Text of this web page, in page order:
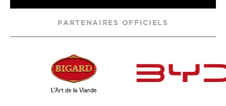
PARTENAIRES OFFICIELS